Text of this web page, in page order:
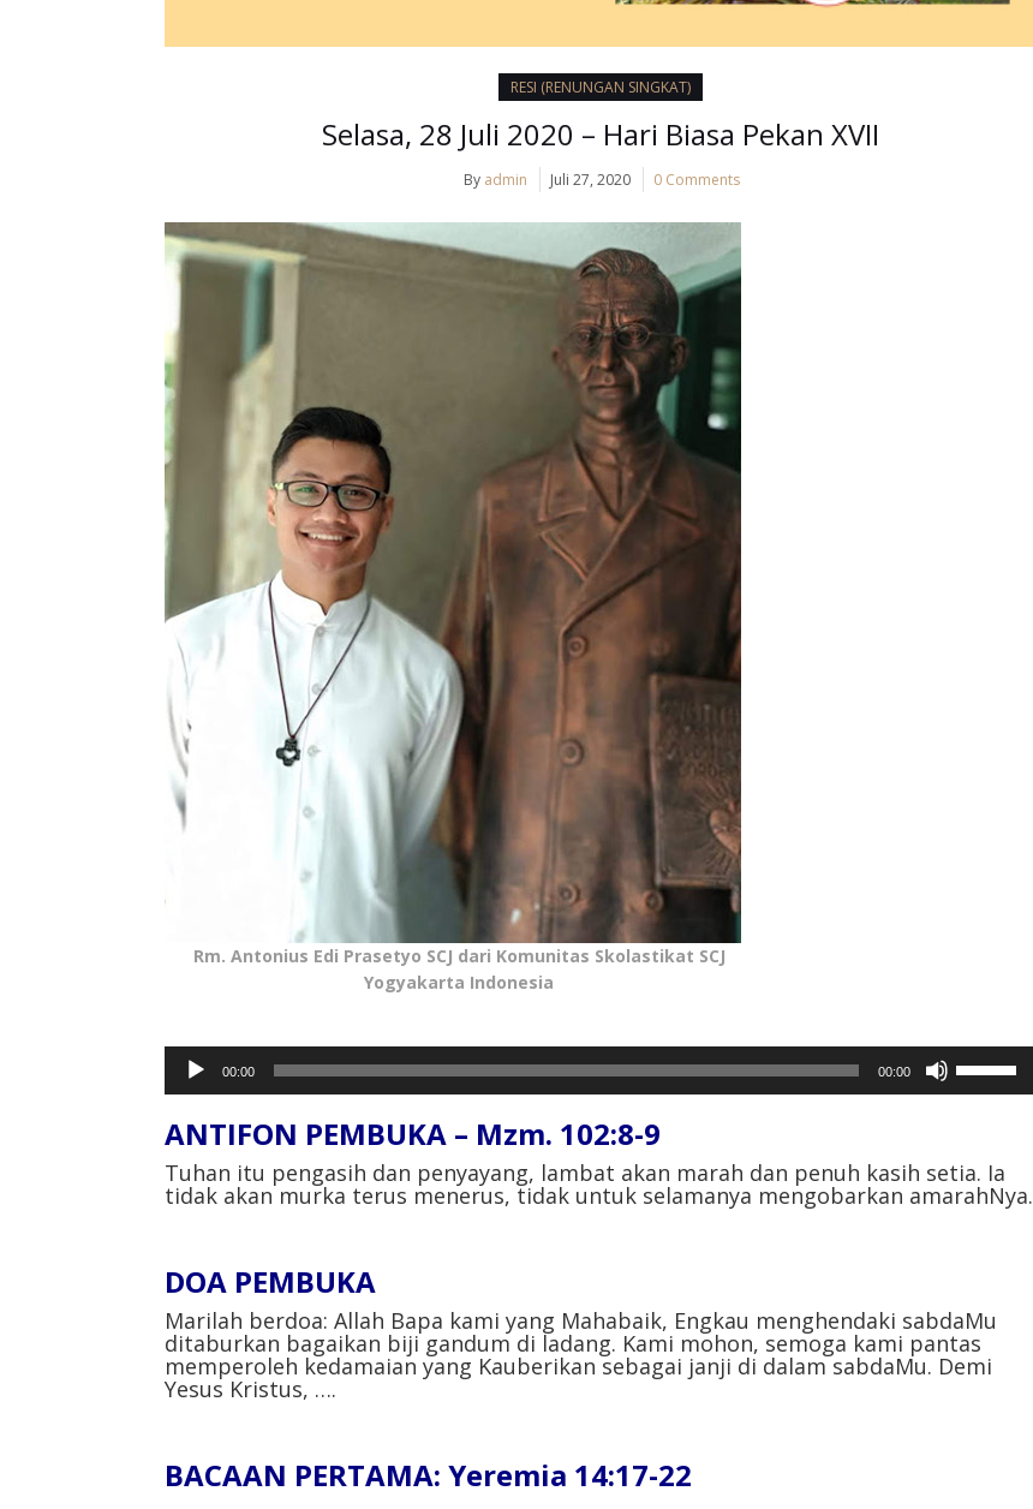
RESI (RENUNGAN SINGKAT)
Selasa, 28 Juli 2020 – Hari Biasa Pekan XVII
By admin Juli 27, 2020 0 Comments
Rm. Antonius Edi Prasetyo SCJ dari Komunitas Skolastikat SCJ
Yogyakarta Indonesia
Pemutar
Audio
00:00 00:00
untuk
menaikkan
ANTIFON PEMBUKA – Mzm. 102:8-9
Tuhan itu pengasih dan penyayang, lambat akan marah dan penuh kasih setia. Ia
tidak akan murka terus menerus, tidak untuk selamanya mengobarkan amarahNya.
DOA PEMBUKA
Marilah berdoa: Allah Bapa kami yang Mahabaik, Engkau menghendaki sabdaMu
ditaburkan bagaikan biji gandum di ladang. Kami mohon, semoga kami pantas
memperoleh kedamaian yang Kauberikan sebagai janji di dalam sabdaMu. Demi
Yesus Kristus, ….
BACAAN PERTAMA: Yeremia 14:17-22